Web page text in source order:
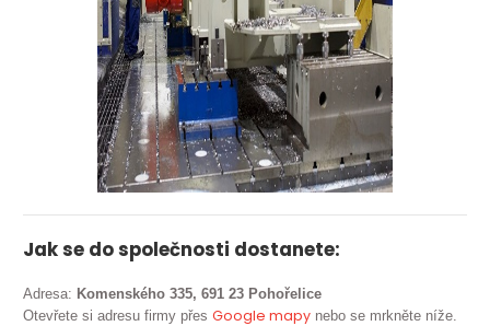
Jak se do společnosti dostanete:
Adresa: Komenského 335, 691 23 Pohořelice
Otevřete si adresu firmy přes Google mapynebo se mrkněte níže.